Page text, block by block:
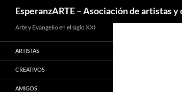
EsperanzARTE – Asociación de artistas
Arte y Evangelio en el siglo XXI
ARTISTAS
CREATIVOS
AMIGOS